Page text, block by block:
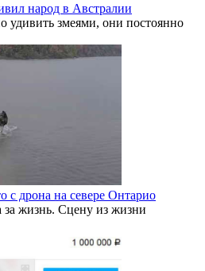
народ в Австралии
удивить змеями, они постоянно
с дрона на севере Онтарио
за жизнь. Сцену из жизни